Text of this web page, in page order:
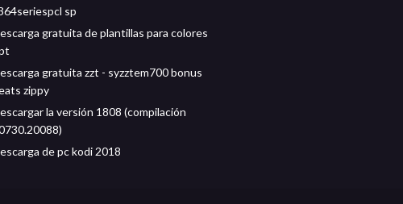
sp
gratuita de plantillas para colores
gratuita zzt - syzztem700 bonus
zippy
la versión 1808 (compilación
de pc kodi 2018